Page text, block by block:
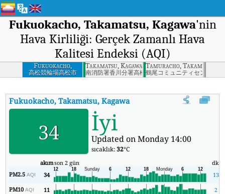
Fukuokacho, Takamatsu, Kagawa'nin
Hava Kirliliği: Gerçek Zamanlı Hava
Kalitesi Endeksi (AQI)
Fukuokacho,
Takamatsu, Kagawa
高松競輪場高松市
Takamatsu, Kagawa
南消防署香川分署高松市
Tamuracho, Takamatsu,
鶴尾コミュニティセンター
Fukuokacho, Takamatsu, Kagawa Fukuokacho,
34 İyi
Updated on Monday 14:00
sıcaklık:32°C
akımson 2 gün dk.
PM2.5AQI 34
13
PM10AQI 11
2